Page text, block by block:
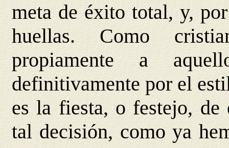
meta de éxito total, y,
huellas. Como
propiamente a
definitivamente por el
es la fiesta, o festejo, de
tal decisión, como ya